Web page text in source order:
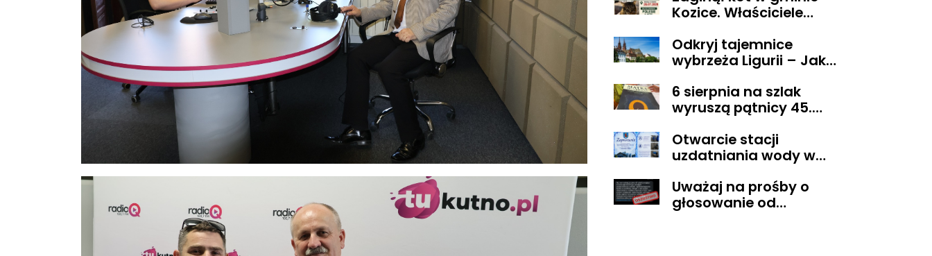
wyprawy
Kozice. Właściciele
pomoc
Odkryj tajemnice
wybrzeża Ligurii – Jak
chwile w krainie pesto i
słońca
6 sierpnia na szlak
wyruszą pątnicy 45.
Diecezji Płockiej na
Jasną Górę
Otwarcie stacji
uzdatniania wody w
Uważaj na prośby o
głosowanie od